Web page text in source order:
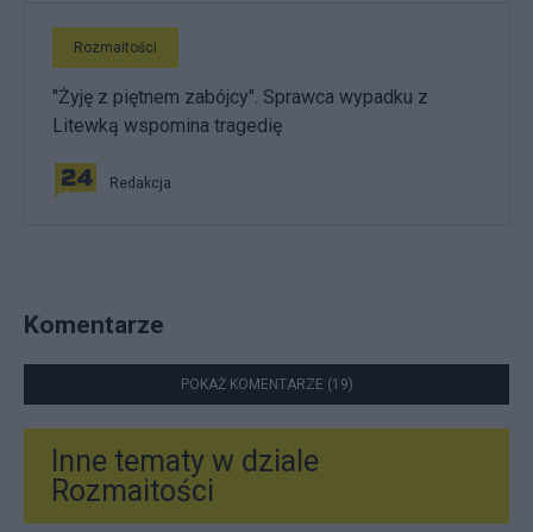
Rozmaitości
"Żyję z piętnem zabójcy". Sprawca wypadku z
Litewką wspomina tragedię
Redakcja
Komentarze
POKAŻ KOMENTARZE (19)
Inne tematy w dziale
Rozmaitości